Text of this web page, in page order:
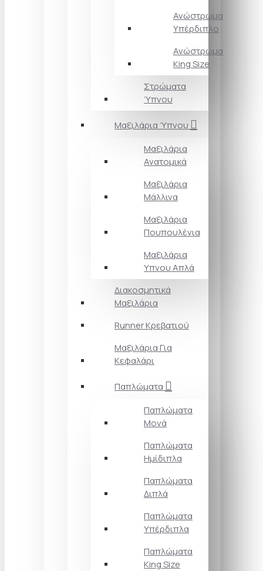
Ανώστρωμα
Υπέρδιπλο
Ανώστρωμα
King Size
Στρώματα
Ύπνου
Μαξιλάρια Ύπνου
Μαξιλάρια
Ανατομικά
Μαξιλάρια
Μάλλινα
Μαξιλάρια
Πουπουλένια
Μαξιλάρια
Υπνου Απλά
Διακοσμητικά
Μαξιλάρια
Runner Κρεβατιού
Μαξιλάρια Για
Κεφαλάρι
Παπλώματα
Παπλώματα
Μονά
Παπλώματα
Ημίδιπλα
Παπλώματα
Διπλά
Παπλώματα
Υπέρδιπλα
Παπλώματα
King Size